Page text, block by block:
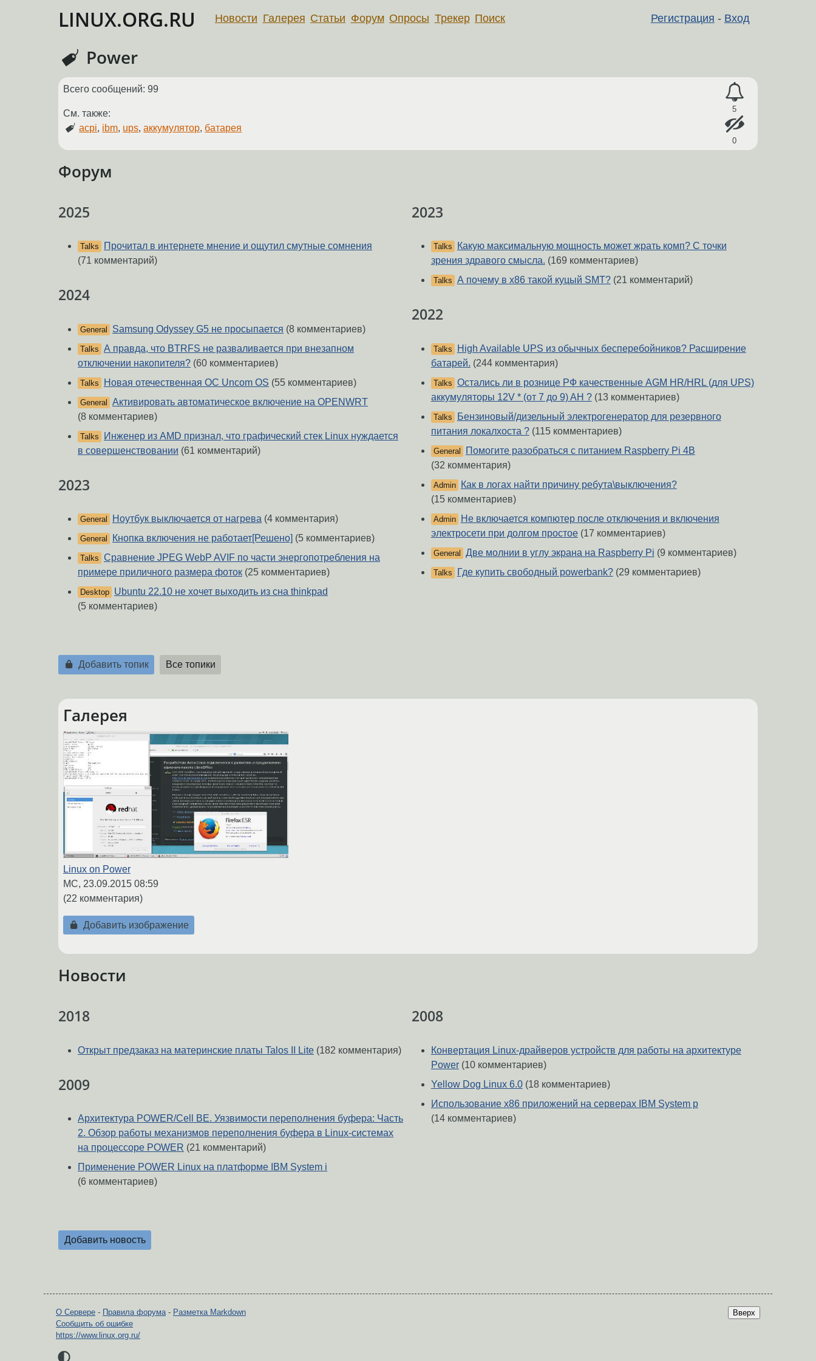
LINUX.ORG.RU Регистрация - Вход
Новости Галерея Статьи Форум Опросы Трекер Поиск
Power
5
0
Всего сообщений: 99
См. также:
acpi, ibm, ups,аккумулятор, батарея
Форум
2025
Talks
Прочитал в интернете мнение и ощутил смутные сомнения
(71 комментарий)
2024
General Samsung Odyssey G5 не просыпается (8 комментариев)
Talks А правда, что BTRFS не разваливается при внезапном
отключении накопителя? (60 комментариев)
Talks Новая отечественная ОС Uncom OS (55 комментариев)
General Активировать автоматическое включение на OPENWRT
(8 комментариев)
Talks
Инженер из AMD признал, что графический стек Linux нуждается
в совершенствовании (61 комментарий)
2023
General Ноутбук выключается от нагрева (4 комментария)
General Кнопка включения не работает[Решено] (5 комментариев)
Talks Сравнение JPEG WebP AVIF по части энергопотребления на
примере приличного размера фоток (25 комментариев)
Desktop Ubuntu 22.10 не хочет выходить из сна thinkpad
(5 комментариев)
2023
Talks
Какую максимальную мощность может жрать комп? С точки
зрения здравого смысла. (169 комментариев)
Talks А почему в x86 такой куцый SMT?(21 комментарий)
2022
Talks
High Available UPS из обычных бесперебойников? Расширение
батарей. (244 комментария)
Talks Остались ли в рознице РФ качественные AGM HR/HRL (для UPS)
аккумуляторы 12V * (от 7 до 9) AH ?(13 комментариев)
Talks
Бензиновый/дизельный электрогенератор для резервного
питания локалхоста ?(115 комментариев)
General
Помогите разобраться с питанием Raspberry Pi 4B
(32 комментария)
Admin
Как в логах найти причину ребута\выключения?
(15 комментариев)
Admin
Не включается компютер после отключения и включения
электросети при долгом простое(17 комментариев)
General Две молнии в углу экрана на Raspberry Pi (9 комментариев)
Talks Где купить свободный powerbank?(29 комментариев)
Добавить топик Все топики
Галерея
Linux on Power
MC, 23.09.2015 08:59
(22 комментария)
Добавить изображение
Новости
2018
Открыт предзаказ на материнские платы Talos II Lite (182 комментария)
2009
Архитектура POWER/Cell BE. Уязвимости переполнения буфера: Часть
2. Обзор работы механизмов переполнения буфера в Linux-системах
на процессоре POWER (21 комментарий)
Применение POWER Linux на платформе IBM System i
(6 комментариев)
2008
Конвертация Linux-драйверов устройств для работы на архитектуре
Power(10 комментариев)
Yellow Dog Linux 6.0(18 комментариев)
Использование x86 приложений на серверах IBM System p
(14 комментариев)
Добавить новость
Вверх
О Сервере - Правила форума - Разметка Markdown
Сообщить об ошибке
https://www.linux.org.ru/